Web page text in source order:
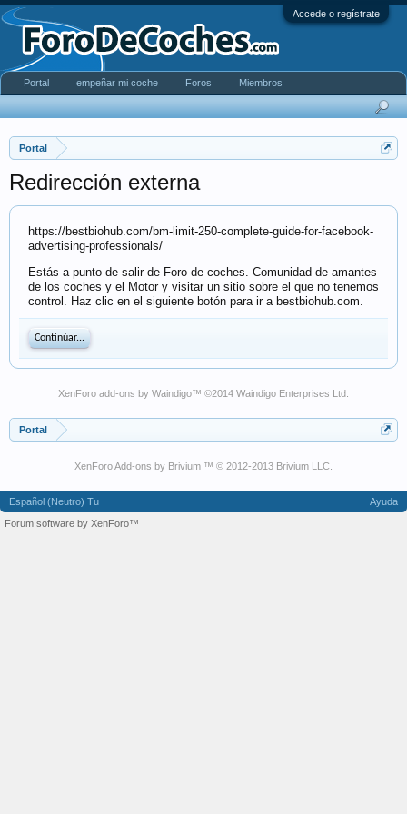
Accede o regístrate
Portal
Redirección externa
https://bestbiohub.com/bm-limit-250-complete-guide-for-facebook-
advertising-professionals/
Estás a punto de salir de Foro de coches. Comunidad de amantes
de los coches y el Motor y visitar un sitio sobre el que no tenemos
control. Haz clic en el siguiente botón para ir a bestbiohub.com.
Continúar...
XenForo add-ons by Waindigo™ ©2014 Waindigo Enterprises Ltd
Portal
XenForo Add-ons by Brivium ™ © 2012-2013 Brivium LLC.
Portal empeñar mi coche Foros Miembros
Español (Neutro) Tu
Ayuda
Forum software by XenForo™